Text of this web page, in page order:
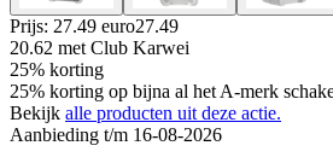
Prijs: 27.49 euro27.49
20.62 met Club Karwei
25% korting
25% korting op bijna al het A-merk
Bekijk alle producten uit deze actie.
Aanbieding t/m 16-08-2026